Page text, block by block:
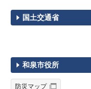
国土交通省
和泉市役所
防災マップ